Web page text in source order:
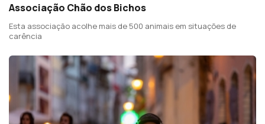
Associação Chão dos Bichos
Esta associação acolhe mais de 500 animais em situações de
carência